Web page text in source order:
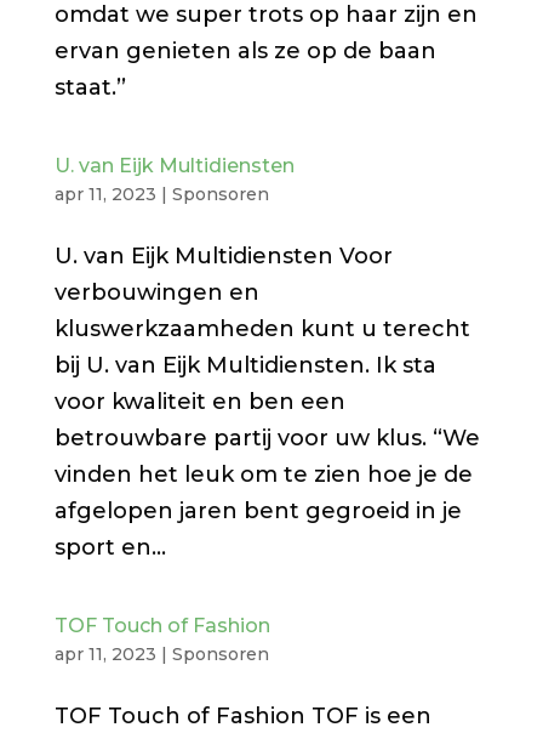
omdat we super trots op haar zijn en
ervan genieten als ze op de baan
staat.’’
U. van Eijk Multidiensten
apr 11, 2023 | Sponsoren
U. van Eijk Multidiensten Voor
verbouwingen en
kluswerkzaamheden kunt u terecht
bij U. van Eijk Multidiensten. Ik sta
voor kwaliteit en ben een
betrouwbare partij voor uw klus. “We
vinden het leuk om te zien hoe je de
afgelopen jaren bent gegroeid in je
sport en...
TOF Touch of Fashion
apr 11, 2023 | Sponsoren
TOF Touch of Fashion TOF is een